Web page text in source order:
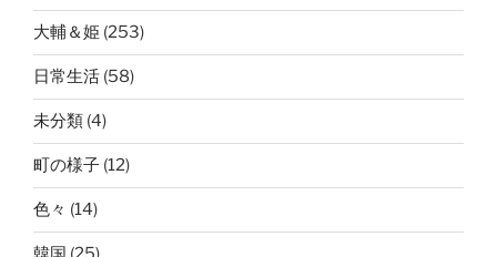
大輔＆姫 (253)
日常生活 (58)
未分類 (4)
町の様子 (12)
色々 (14)